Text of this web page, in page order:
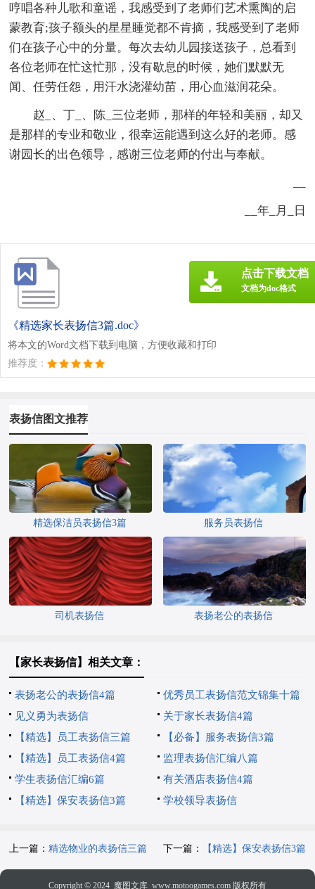
哼唱各种儿歌和童谣，我感受到了老师们艺术熏陶的启
蒙教育;孩子额头的星星睡觉都不肯摘，我感受到了老师
们在孩子心中的分量。每次去幼儿园接送孩子，总看到
各位老师在忙这忙那，没有歇息的时候，她们默默无
闻、任劳任怨，用汗水浇灌幼苗，用心血滋润花朵。
赵_、丁_、陈_三位老师，那样的年轻和美丽，却又
是那样的专业和敬业，很幸运能遇到这么好的老师。感
谢园长的出色领导，感谢三位老师的付出与奉献。
__年_月_日
《精选家长表扬信3篇.doc》
将本文的Word文档下载到电脑，方便收藏和打印
推荐度：
点击下载文档
文档为doc格式
表扬信图文推荐
精选保洁员表扬信3篇 服务员表扬信
司机表扬信 表扬老公的表扬信
【家长表扬信】相关文章：
表扬老公的表扬信4篇
优秀员工表扬信范文锦集十篇
见义勇为表扬信
关于家长表扬信4篇
【精选】员工表扬信三篇
【必备】服务表扬信3篇
【精选】员工表扬信4篇
监理表扬信汇编八篇
学生表扬信汇编6篇
有关酒店表扬信4篇
【精选】保安表扬信3篇
学校领导表扬信
上一篇：精选物业的表扬信三篇 下一篇： 【精选】保安表扬信3篇
Copyright © 2024 魔图文库 www.motoogames.com 版权所有